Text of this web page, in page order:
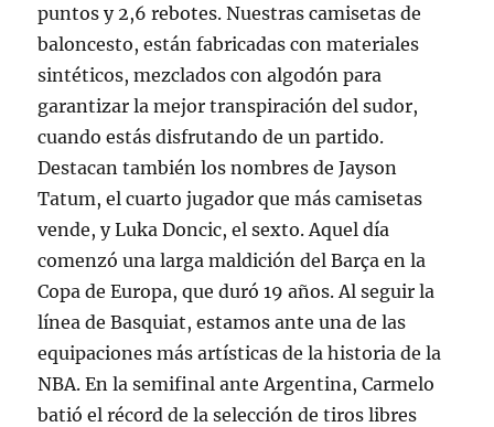
puntos y 2,6 rebotes. Nuestras camisetas de
baloncesto, están fabricadas con materiales
sintéticos, mezclados con algodón para
garantizar la mejor transpiración del sudor,
cuando estás disfrutando de un partido.
Destacan también los nombres de Jayson
Tatum, el cuarto jugador que más camisetas
vende, y Luka Doncic, el sexto. Aquel día
comenzó una larga maldición del Barça en la
Copa de Europa, que duró 19 años. Al seguir la
línea de Basquiat, estamos ante una de las
equipaciones más artísticas de la historia de la
NBA. En la semifinal ante Argentina, Carmelo
batió el récord de la selección de tiros libres